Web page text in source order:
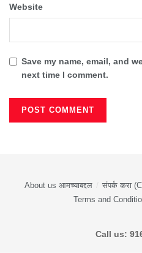
Website
Save my name, email, and
next time I comment.
About us आमच्याबद्दल संपर्क करा
Terms and
Call us: